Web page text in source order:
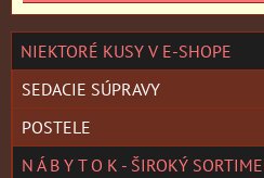
NIEKTORÉ KUSY V E-SHOPE
SEDACIE SÚPRAVY
POSTELE
N Á B Y T O K - ŠIROKÝ